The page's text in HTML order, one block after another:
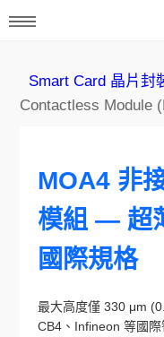
Smart Card 晶片封
Contactless Module
MOA4 非
模組 — 超
國際規格
最大高度僅 330 μm
CB4、Infineon 等國